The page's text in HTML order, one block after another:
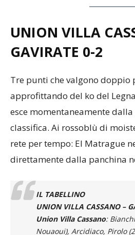
UNION VILLA
GAVIRATE 0-2
Tre punti che valgono doppio
approfittando del ko del
esce momentaneamente
rete per tempo: El Matrague
direttamente dalla panchina
IL TABELLINO
UNION VILLA CASSANO –
Union Villa Cassano :